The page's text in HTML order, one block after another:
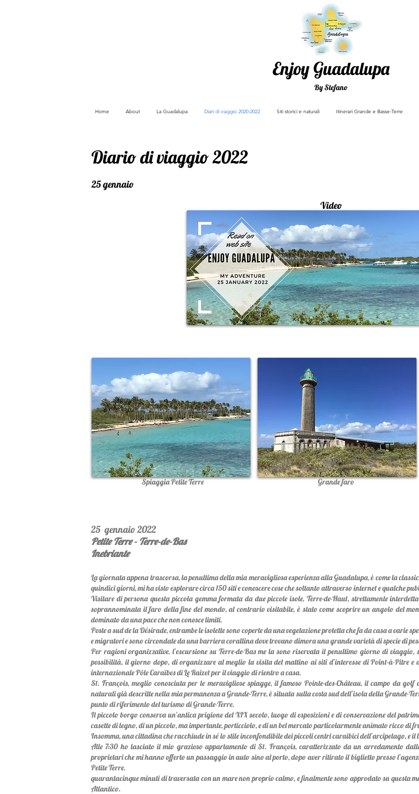
Enjoy Guadalupa
By Stefano
Home About La Guadalupa Diari di viaggio 2020-2022 Siti storici e naturali Itinerari Grande e Basse-Terre
Diario di viaggio 2022
25 gennaio
Video
Spiaggia Petite Terre Grande faro
25 gennaio 2022
Petite Terre - Terre-de-Bas
Inebriante
La giornata appena trascorsa, la penultima della mia meravigliosa esperienza alla Guadalupa, è come la
quindici giorni, mi ha visto esplorare circa 150 siti e conoscere cose che soltanto attraverso internet e qualche
Visitare di persona questa piccola gemma formata da due piccole isole, Terre-de-Haut, strettamente
soprannominata il faro della fine del mondo, al contrario visitabile, è stato come scoprire un angolo del
dominato da una pace che non conosce limiti.
Poste a sud de la Désirade, entrambe le isolette sono coperte da una vegetazione protetta che fa da casa a varie
e migratori e sono circondate da una barriera corallina dove trovano dimora una grande varietà di specie di
Per ragioni organizzative, l’escursione su Terre-de-Bas me la sono riservata il penultimo giorno di
possibilità, il giorno dopo, di organizzare al meglio la visita del mattino ai siti d’interesse di Point-à-Pitre e
internazionale Pôle Caraïbes di Le Raizet per il viaggio di rientro a casa.
St. François, meglio conosciuta per le meravigliose spiagge, il famoso Pointe-des-Château, il campo da
naturali già descritte nella mia permanenza a Grande-Terre, è situata sulla costa sud dell’isola della Grande-
punto di riferimento del turismo di Grande-Terre.
Il piccolo borgo conserva un’antica prigione del XIX secolo, luogo di esposizioni e di conservazione del
casette di legno, di un piccolo, ma importante, porticciolo, e di un bel mercato particolarmente animato ricco di
Insomma, una cittadina che racchiude in sé lo stile inconfondibile dei piccoli centri caraibici dell’arcipelago, e
Alle 7:30 ho lasciato il mio grazioso appartamento di St. François, caratterizzato da un arredamento
proprietari che mi hanno offerto un passaggio in auto sino al porto, dopo aver ritirato il biglietto presso
Petite Terre.
quarantacinque minuti di traversata con un mare non proprio calmo, e finalmente sono approdato su questa
Atlantico.